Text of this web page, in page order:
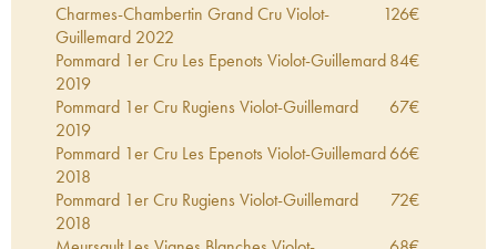
Charmes-Chambertin Grand Cru Violot-
Guillemard 2022
126€
Pommard 1er Cru Les Epenots Violot-Guillemard
2019
84€
Pommard 1er Cru Rugiens Violot-Guillemard
2019
67€
Pommard 1er Cru Les Epenots Violot-Guillemard
2018
66€
Pommard 1er Cru Rugiens Violot-Guillemard
2018
72€